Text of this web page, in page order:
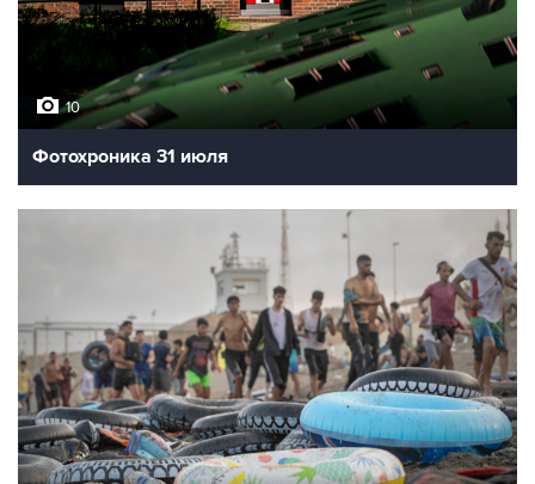
10
Фотохроника 31 июля